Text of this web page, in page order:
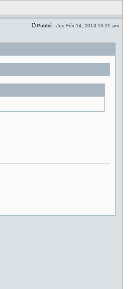
Publié : Jeu Fév 14, 2013 10:35 am